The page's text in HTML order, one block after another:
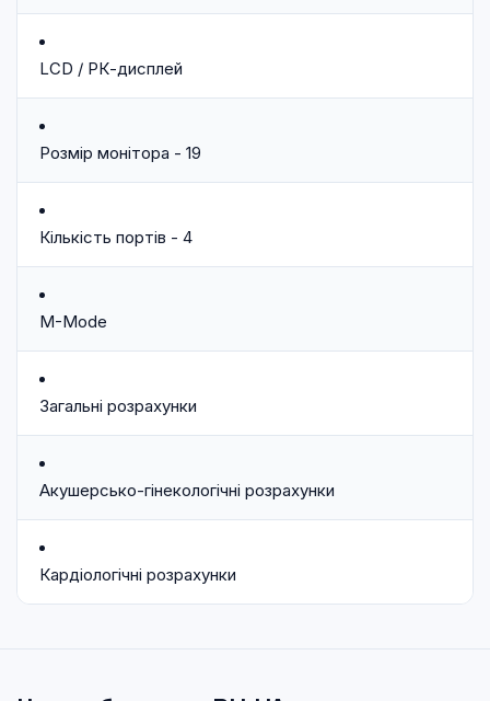
LCD / РК-дисплей
Розмір монітора - 19
Кількість портів - 4
M-Mode
Загальні розрахунки
Акушерсько-гінекологічні розрахунки
Кардіологічні розрахунки